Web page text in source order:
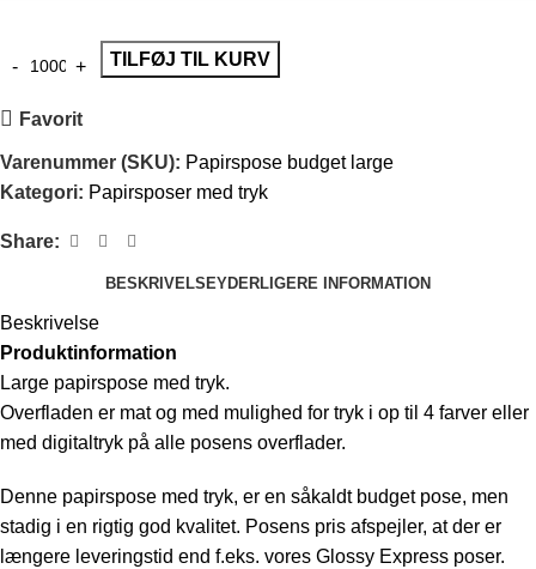
TILFØJ TIL KURV
Favorit
Varenummer (SKU): Papirspose budget large
Kategori: Papirsposer med tryk
Share:
BESKRIVELSEYDERLIGERE INFORMATION
Beskrivelse
Produktinformation
Large papirspose med tryk.
Overfladen er mat og med mulighed for tryk i op til 4 farver eller
med digitaltryk på alle posens overflader.
Denne papirspose med tryk, er en såkaldt budget pose, men
stadig i en rigtig god kvalitet. Posens pris afspejler, at der er
længere leveringstid end f.eks. vores Glossy Express poser.